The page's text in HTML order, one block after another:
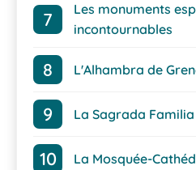
Les monuments
incontournables
L'Alhambra de
La Sagrada
La Mosquée-